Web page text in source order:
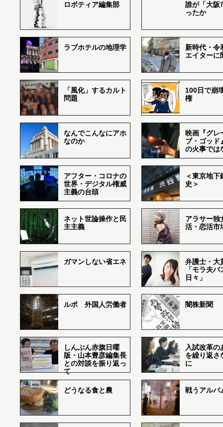
ロボティア編集部
誰が「大阪
ったか
ラブホテルの地理学
新時代・令
エイターに
「風化」するカルト
問題
100日で崩
権
なんでこんなにアホ
なのか
映画『グレ
ブ・ゴッド
の火事では
アフター・コロナの
世界・デジタル権威
主義の台頭
＜東京地下
史＞
ネット世論操作と民
主主義
アラサー独
活・恋活市
ガマンしない省エネ
弁護士・大
「モラ夫
日々」
ルポ 外国人労働者 闇株新聞
しんぶん赤旗日曜
版・山本豊彦編集長
との対談を振り返っ
て
入試改革の
を繰り返さ
に
どうなる食と農 戦うアルバ